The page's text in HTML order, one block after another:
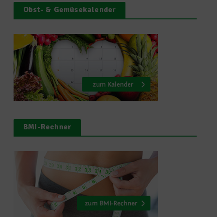
Obst- & Gemüsekalender
BMI-Rechner